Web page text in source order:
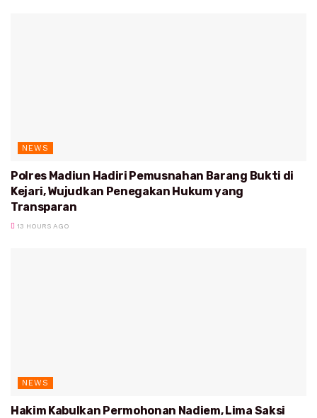
NEWS
Polres Madiun Hadiri Pemusnahan Barang Bukti di
Kejari, Wujudkan Penegakan Hukum yang
Transparan
13 HOURS AGO
NEWS
Hakim Kabulkan Permohonan Nadiem, Lima Saksi